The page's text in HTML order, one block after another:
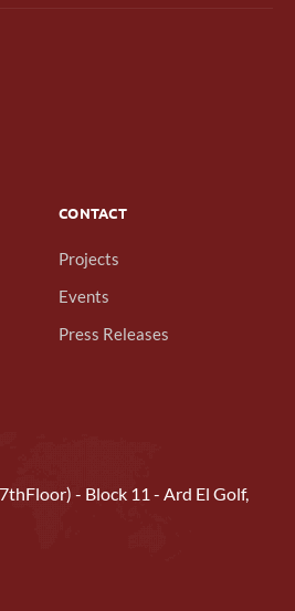
CONTACT
Projects
Events
Press Releases
- Block 11 - Ard El Golf,